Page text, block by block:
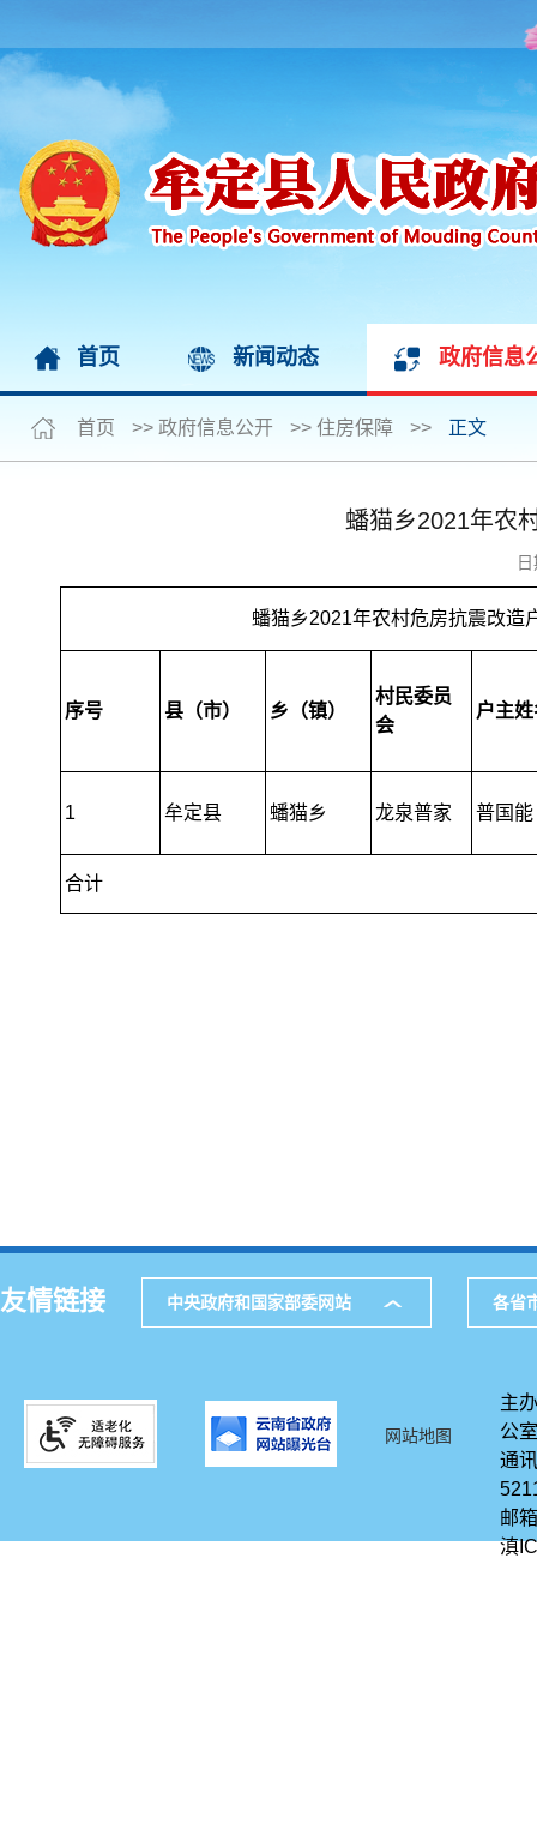
首页 新闻动态 政府信息
首页 >> 政府信息公开 >> 住房保障 >> 正文
蟠猫乡2021年农
蟠猫乡2021年农村危房抗震改造户兑付
序号 县（市） 乡（镇）
村民委员
会
户主
1 牟定县 蟠猫乡 龙泉普家 普国能
合计
友情链接 中央政府和国家部委网站 各省
网站地图
主
公室
通
邮
滇